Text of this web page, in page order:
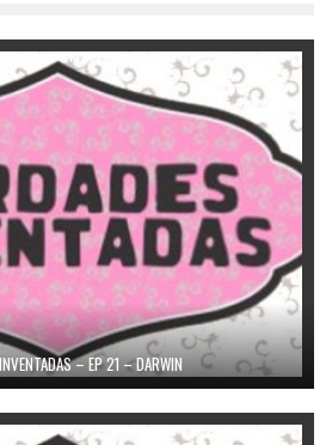
– EP 21 – DARWIN